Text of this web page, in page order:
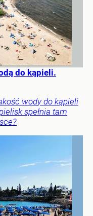
do kąpieli.
wody do kąpieli
spełnia tam